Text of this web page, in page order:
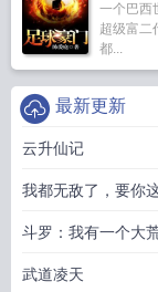
一个巴西
超级富二
都...
最新更新
云升仙记
我都无敌了，要你
斗罗：我有一个大
武道凌天